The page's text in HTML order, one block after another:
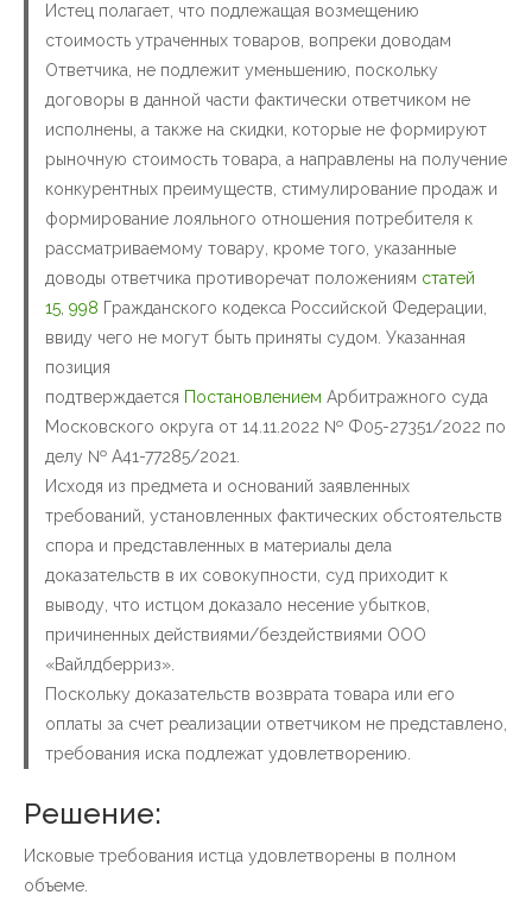
Истец полагает, что подлежащая возмещению
стоимость утраченных товаров, вопреки доводам
Ответчика, не подлежит уменьшению, поскольку
договоры в данной части фактически ответчиком не
исполнены, а также на скидки, которые не формируют
рыночную стоимость товара, а направлены на получение
конкурентных преимуществ, стимулирование продаж и
формирование лояльного отношения потребителя к
рассматриваемому товару, кроме того, указанные
доводы ответчика противоречат положениям статей
15, 998 Гражданского кодекса Российской Федерации,
ввиду чего не могут быть приняты судом. Указанная
позиция
подтверждается Постановлением Арбитражного суда
Московского округа от 14.11.2022 № Ф05-27351/2022 по
делу № А41-77285/2021.
Исходя из предмета и оснований заявленных
требований, установленных фактических обстоятельств
спора и представленных в материалы дела
доказательств в их совокупности, суд приходит к
выводу, что истцом доказало несение убытков,
причиненных действиями/бездействиями ООО
«Вайлдберриз».
Поскольку доказательств возврата товара или его
оплаты за счет реализации ответчиком не представлено,
требования иска подлежат удовлетворению.
Решение:
Исковые требования истца удовлетворены в полном
объеме.